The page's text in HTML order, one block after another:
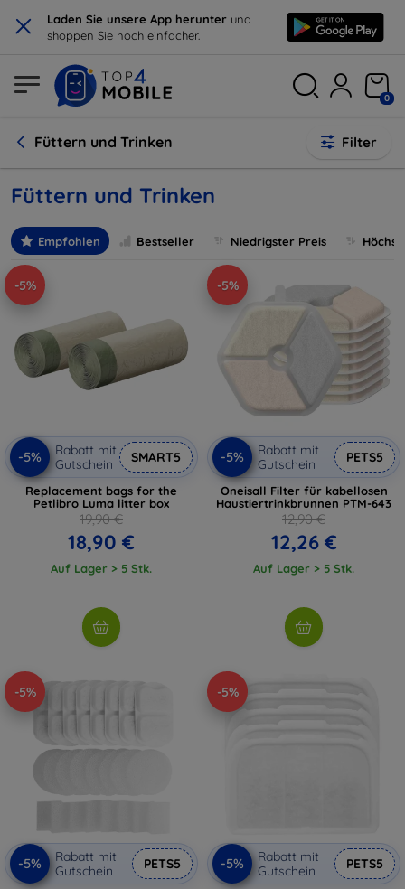
× Laden Sie unsere App herunter und
shoppen Sie noch einfacher.
0
Füttern und Trinken Filter
Füttern und Trinken
Empfohlen Bestseller Niedrigster Preis
-5%
-5%
Rabatt mit
Gutschein
SMART5
Replacement bags for the
Petlibro Luma litter box
19,90 €
18,90 €
Auf Lager > 5 Stk.
-5%
-5%
Rabatt mit
Gutschein
PETS5
Oneisall Filter für kabellosen
Haustiertrinkbrunnen PTM-643
12,90 €
12,26 €
Auf Lager > 5 Stk.
-5%
-5%
Rabatt mit
Gutschein
PETS5
-5%
-5%
Rabatt mit
Gutschein
PETS5